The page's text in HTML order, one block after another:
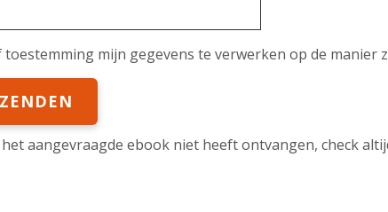
toestemming mijn gegevens te verwerken op de manier
aangevraagde ebook niet heeft ontvangen, check